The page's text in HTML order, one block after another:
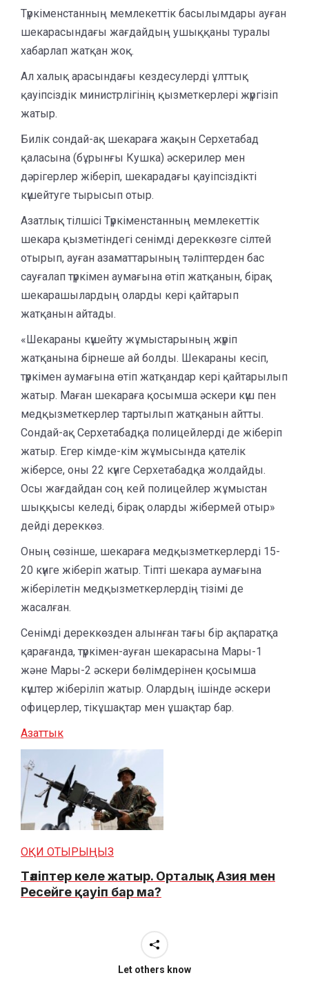
Түркіменстанның мемлекеттік басылымдары ауған
шекарасындағы жағдайдың ушыққаны туралы
хабарлап жатқан жоқ.
Ал халық арасындағы кездесулерді ұлттық
қауіпсіздік министрлігінің қызметкерлері жүргізіп
жатыр.
Билік сондай-ақ шекараға жақын Серхетабад
қаласына (бұрынғы Кушка) әскерилер мен
дәрігерлер жіберіп, шекарадағы қауіпсіздікті
күшейтуге тырысып отыр.
Азатлық тілшісі Түркіменстанның мемлекеттік
шекара қызметіндегі сенімді дереккөзге сілтей
отырып, ауған азаматтарының тәліптерден бас
сауғалап түркімен аумағына өтіп жатқанын, бірақ
шекарашылардың оларды кері қайтарып
жатқанын айтады.
«Шекараны күшейту жұмыстарының жүріп
жатқанына бірнеше ай болды. Шекараны кесіп,
түркімен аумағына өтіп жатқандар кері қайтарылып
жатыр. Маған шекараға қосымша әскери күш пен
медқызметкерлер тартылып жатқанын айтты.
Сондай-ақ Серхетабадқа полицейлерді де жіберіп
жатыр. Егер кімде-кім жұмысында қателік
жіберсе, оны 22 күнге Серхетабадқа жолдайды.
Осы жағдайдан соң кей полицейлер жұмыстан
шыққысы келеді, бірақ оларды жібермей отыр»
дейді дереккөз.
Оның сөзінше, шекараға медқызметкерлерді 15-
20 күнге жіберіп жатыр. Тіпті шекара аумағына
жіберілетін медқызметкерлердің тізімі де
жасалған.
Сенімді дереккөзден алынған тағы бір ақпаратқа
қарағанда, түркімен-ауған шекарасына Мары-1
және Мары-2 әскери бөлімдерінен қосымша
күштер жіберіліп жатыр. Олардың ішінде әскери
офицерлер, тікұшақтар мен ұшақтар бар.
Азаттык
ОҚИ ОТЫРЫҢЫЗ
Тәліптер келе жатыр. Орталық Азия мен
Ресейге қауіп бар ма?
Let others know